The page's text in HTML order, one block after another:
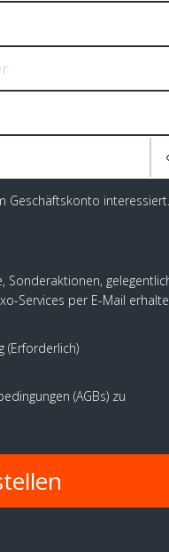
Geschäftskonto interessiert.
Services per E-Mail
Erforderlich
(AGBs) zu